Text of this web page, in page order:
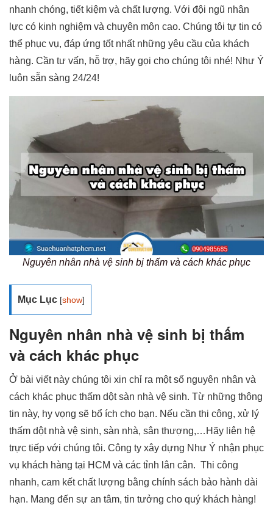
nhanh chóng, tiết kiệm và chất lượng. Với đội ngũ nhân
lực có kinh nghiệm và chuyên môn cao. Chúng tôi tự tin có
thể phục vụ, đáp ứng tốt nhất những yêu cầu của khách
hàng. Cần tư vấn, hỗ trợ, hãy gọi cho chúng tôi nhé! Như Ý
luôn sẵn sàng 24/24!
Nguyên nhân nhà vệ sinh bị thấm và cách khác phục
Mục Lục [show]
Nguyên nhân nhà vệ sinh bị thấm
và cách khác phục
Ở bài viết này chúng tôi xin chỉ ra một số nguyên nhân và
cách khác phục thấm dột sàn nhà vệ sinh. Từ những thông
tin này, hy vọng sẽ bổ ích cho bạn. Nếu cần thi công, xử lý
thấm dột nhà vệ sinh, sàn nhà, sân thượng,…Hãy liên hệ
trực tiếp với chúng tôi. Công ty xây dựng Như Ý nhận phục
vụ khách hàng tại HCM và các tỉnh lân cân. Thi công
nhanh, cam kết chất lượng bằng chính sách bảo hành dài
hạn. Mang đến sự an tâm, tin tưởng cho quý khách hàng!